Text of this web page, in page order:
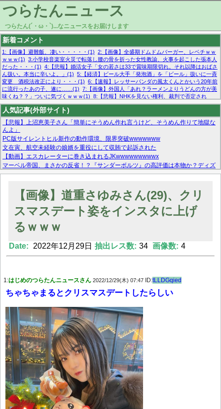
つらたんニュース
つらたん(´・ω・`)...なニュースをお届けします
新着コメント
1:【画像】避難飯、凄い・・・・・(1) 2:【画像】全盛期ドムドムバーガー、レベチｗｗ
ｗｗｗ(1) 3:小学校音楽室火災で転落し腰の骨を折った女性教諭、火事を起こした張本人
だった・・・(1) 4:【悲報】婚活女子「女の若さは33で賞味期限切れ。それ以降はおばさ
ん扱い。本当に辛いよ。」(1) 5:【経済】ビール大手「発泡酒」を「ビール」扱いに一斉
変更 酒税法改正により・・・(1) 6:【速報】レッサーパンダの風太くんとかいう20年前
に流行ったあの子、遂に……(1) 7:【画像】外国人「あれ？ラーメンよりうどんの方が美
味くね？？」ついに気づくｗｗｗ(1) 8:【悲報】NHKを見ない権利、裁判で否定され
る・・・(1) 9:欧州委員長「原発縮小は間違いでした」(1) 10:【悲報】日本企業の人手不
足、限界突破 52%「正社員も足りてません…」(1)
人気記事(外部サイト)
【悲報】上沼恵美子さん「簡単にそうめん作れ言うけど、そうめん作りて地獄な
んよ」
PC版サイレントヒル新作の動作環境、限界突破wwwwwww
文在寅、航空未経験の娘婿を重役にして収賄で起訴された
【動画】エスカレーターに巻き込まれるJKwwwwwwwwwx
マーベル帝国、まさかの反省！？『サンダーボルツ』の高評価は本物か？ディズ
ニーCEOの「量より質」宣言の裏で渦巻くファンの本音とMCUの未来を徹底考
【モー娘。石田亜佑美】ファーストテイク出演も新規獲得ならず？北川莉央が1
【画像あり】FacebookとかTwitterで拾ったエロ画像貼ってくよ
Powered by livedoor 相互RSS
【画像】道重さゆみさん(29)、クリ
スマスデート姿をインスタに上げ
るｗｗｗ
Date: 2022年12月29日 抽出レス数: 34 画像数: 4
1:はじめのつらたんニュースさん 2022/12/29(木) 07:47 ID:tLLDGqied
ちゃちゃまるとクリスマスデートしたらしい